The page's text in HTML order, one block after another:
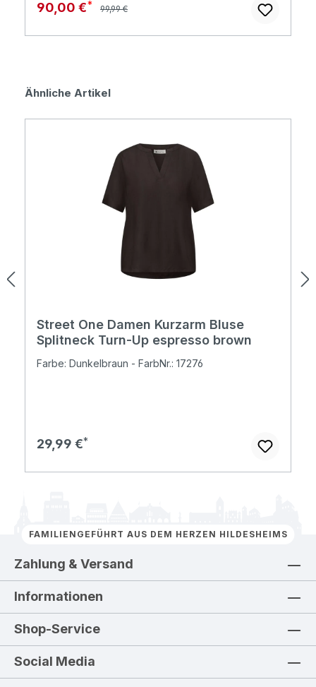
Verkaufspreis:
90,00 € Regulärer Preis:
99,99 €
Produktgalerie überspringen
Ähnliche Artikel
Street One Damen Kurzarm Bluse
Splitneck Turn-Up espresso brown
Farbe: Dunkelbraun - FarbNr.: 17276
Regulärer Preis:
29,99 €
FAMILIENGEFÜHRT AUS DEM HERZEN HILDESHEIMS
Zahlung & Versand
Informationen
Shop-Service
Social Media